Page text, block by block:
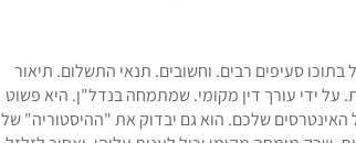
סעיפים רבים. וחשובים. תנאי התשלום. תיאור
על ידי עורך דין מקומי. שמתמחה בנדל"ן. היא פשוט
האינטרסים שלכם. הוא גם יבדוק את "ההיסטוריה" של